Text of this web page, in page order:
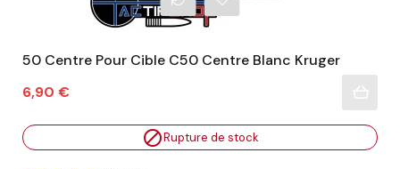
50 Centre Pour Cible C50 Centre Blanc Kruger
Prix
6,90 €
Rupture de stock